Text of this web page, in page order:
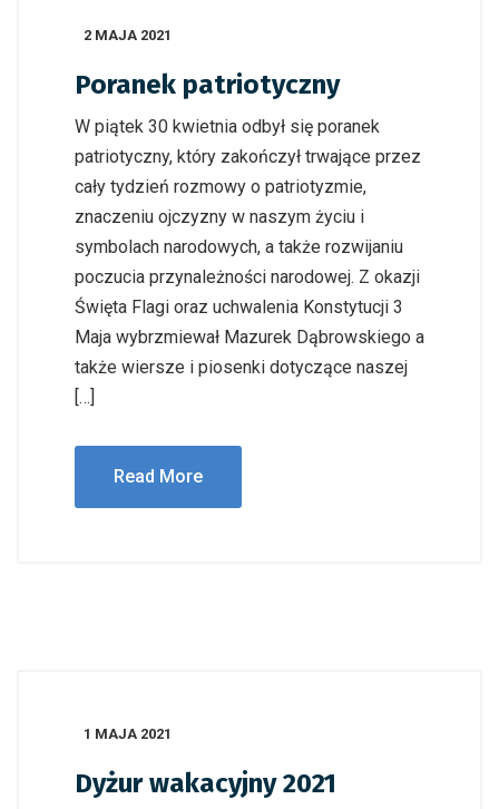
2 MAJA 2021
Poranek patriotyczny
W piątek 30 kwietnia odbył się poranek
patriotyczny, który zakończył trwające przez
cały tydzień rozmowy o patriotyzmie,
znaczeniu ojczyzny w naszym życiu i
symbolach narodowych, a także rozwijaniu
poczucia przynależności narodowej. Z okazji
Święta Flagi oraz uchwalenia Konstytucji 3
Maja wybrzmiewał Mazurek Dąbrowskiego a
także wiersze i piosenki dotyczące naszej
[…]
Read More
1 MAJA 2021
Dyżur wakacyjny 2021